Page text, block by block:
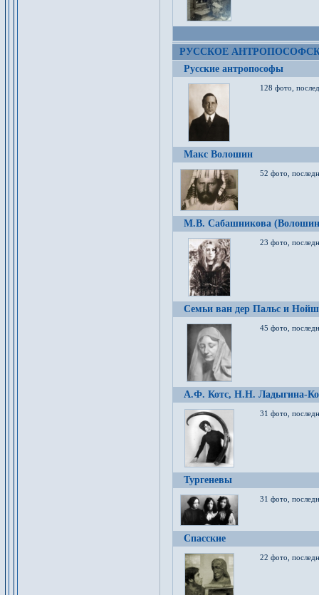
РУССКОЕ
Русские антропософы
128 фото,
Макс Волошин
52 фото,
М.В. Сабашникова
23 фото,
Семьи ван дер Пальс и
45 фото,
А.Ф. Котс, Н.Н. Ладыгина-
31 фото,
Тургеневы
31 фото,
Спасские
22 фото,